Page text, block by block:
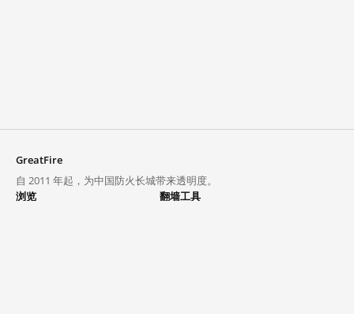
GreatFire
自 2011 年起，为中国防火长城带来透明度。
浏览
翻墙工具